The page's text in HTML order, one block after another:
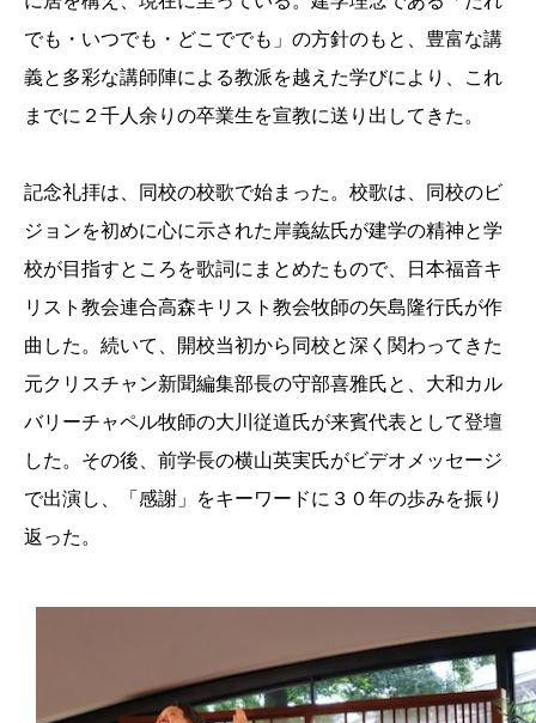
でも・いつでも・どこででも」の方針のもと、豊富な講
義と多彩な講師陣による教派を越えた学びにより、これ
までに２千人余りの卒業生を宣教に送り出してきた。
記念礼拝は、同校の校歌で始まった。校歌は、同校のビ
ジョンを初めに心に示された岸義紘氏が建学の精神と学
校が目指すところを歌詞にまとめたもので、日本福音キ
リスト教会連合高森キリスト教会牧師の矢島隆行氏が作
曲した。続いて、開校当初から同校と深く関わってきた
元クリスチャン新聞編集部長の守部喜雅氏と、大和カル
バリーチャペル牧師の大川従道氏が来賓代表として登壇
した。その後、前学長の横山英実氏がビデオメッセージ
で出演し、「感謝」をキーワードに３０年の歩みを振り
返った。